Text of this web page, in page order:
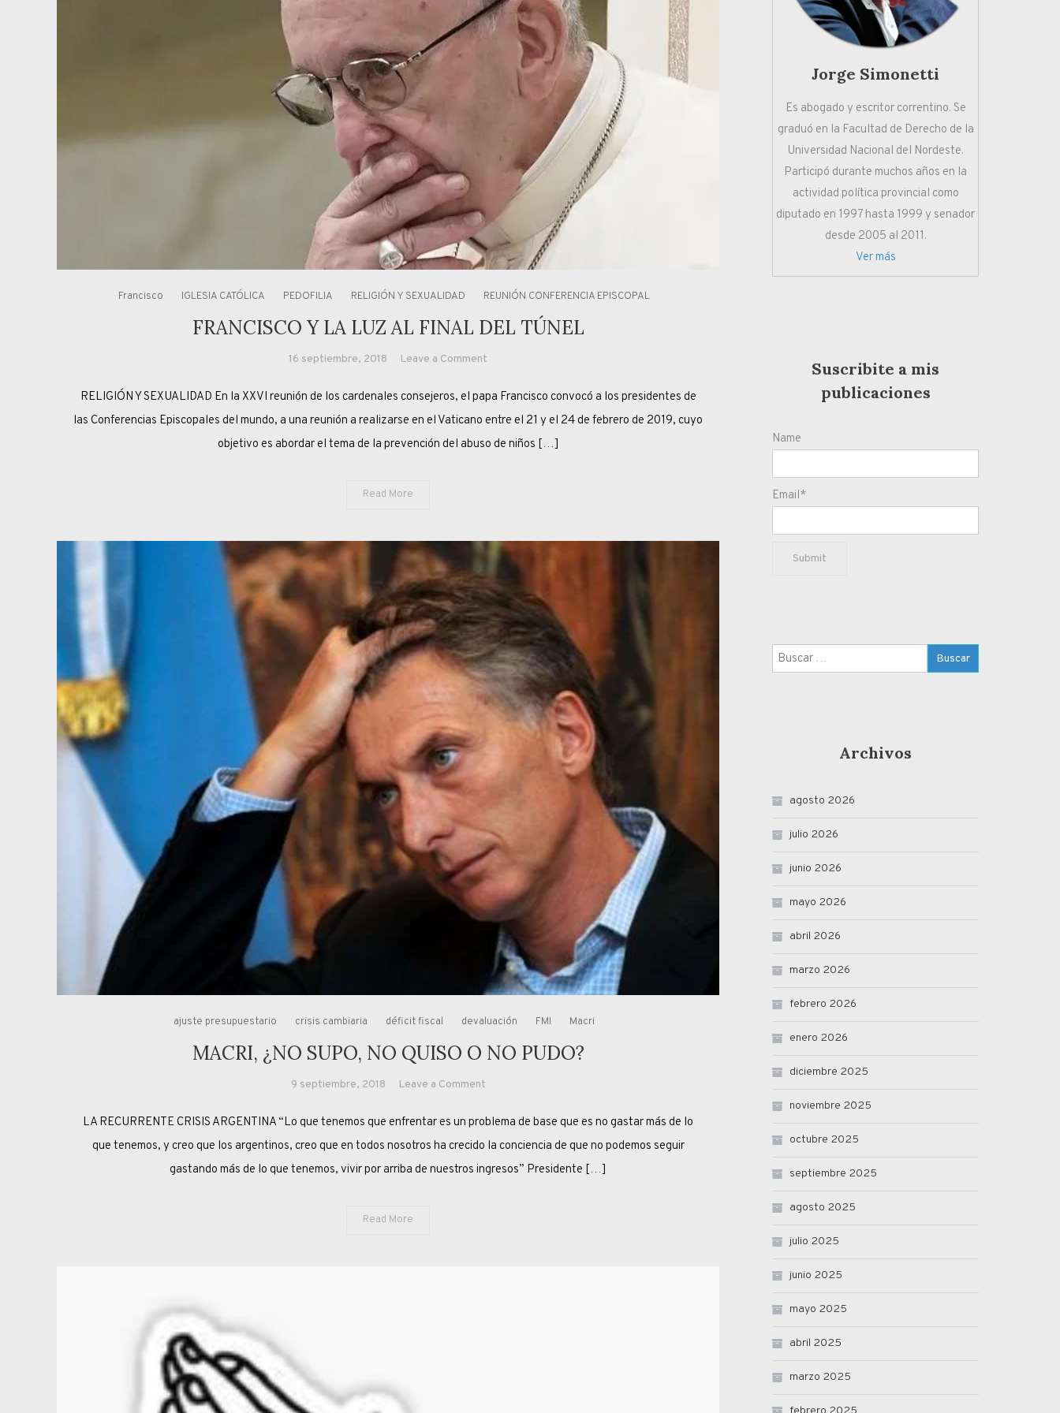
Francisco IGLESIA CATÓLICA PEDOFILIA RELIGIÓN Y SEXUALIDAD REUNIÓN CONFERENCIA EPISCOPAL
FRANCISCO Y LA LUZ AL FINAL DEL TÚNEL
16 septiembre, 2018 Leave a Comment
Y
LA
LUZ
RELIGIÓN Y SEXUALIDAD En la XXVI reunión de los cardenales consejeros, el papa Francisco convocó a los presidentes de
las Conferencias Episcopales del mundo, a una reunión a realizarse en el Vaticano entre el 21 y el 24 de febrero de 2019, cuyo
objetivo es abordar el tema de la prevención del abuso de niños […]
Read More
ajuste presupuestario crisis cambiaria déficit fiscal devaluación FMI Macri
MACRI, ¿NO SUPO, NO QUISO O NO PUDO?
9 septiembre, 2018 Leave a Commenton
¿NO
SUPO,
LA RECURRENTE CRISIS ARGENTINA “Lo que tenemos que enfrentar es un problema de base que es no gastar más de lo
que tenemos, y creo que los argentinos, creo que en todos nosotros ha crecido la conciencia de que no podemos seguir
gastando más de lo que tenemos, vivir por arriba de nuestros ingresos” Presidente […]
Read More
Jorge Simonetti
Es abogado y escritor correntino. Se
graduó en la Facultad de Derecho de la
Universidad Nacional del Nordeste.
Participó durante muchos años en la
actividad política provincial como
diputado en 1997 hasta 1999 y senador
desde 2005 al 2011.
Ver más
Suscribite a mis
publicaciones
Name
Email*
Buscar:
Archivos
agosto 2026
julio 2026
junio 2026
mayo 2026
abril 2026
marzo 2026
febrero 2026
enero 2026
diciembre 2025
noviembre 2025
octubre 2025
septiembre 2025
agosto 2025
julio 2025
junio 2025
mayo 2025
abril 2025
marzo 2025